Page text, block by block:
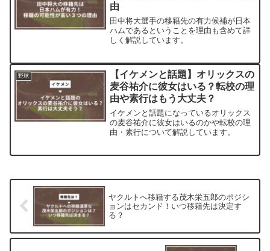
由
田中将大選手の移籍先の有力候補が日本
ハムであるということを理由も含めて詳
しく解説しています。
野球
【イケメンと話題】オリックスの
麦谷祐介に彼女はいる？転校の理
由や素行はもう大丈夫？
イケメンと話題になっているオリックス
の麦谷祐介に彼女はいるのかや転校の理
由・素行について解説しています。
ヤクルトへ移籍する茂木栄五郎のポジシ
ョンはセカンド！いつ移籍先は決定す
る？